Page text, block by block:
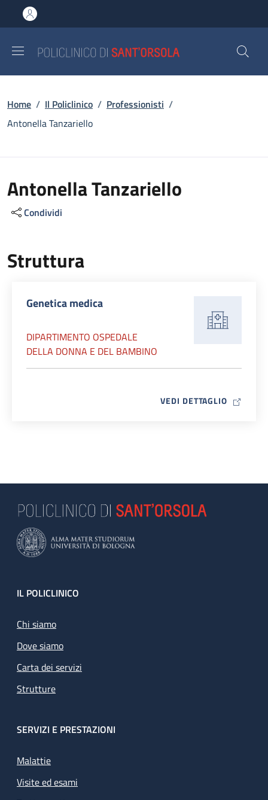
al contenuto principale
to footer content
Briciole di pane
Home / Il Policlinico / Professionisti /
Antonella Tanzariello
Antonella Tanzariello
Condividi
Struttura
Genetica medica
DIPARTIMENTO OSPEDALE
DELLA DONNA E DEL BAMBINO
VEDI DETTAGLIO MAP ICON
Footer
IL POLICLINICO
Chi siamo
Dove siamo
Carta dei servizi
Strutture
SERVIZI E PRESTAZIONI
Malattie
Visite ed esami